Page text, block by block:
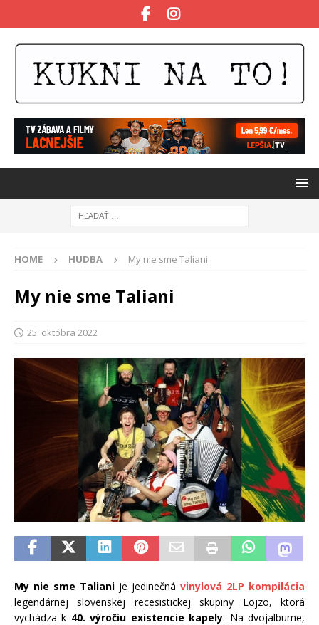
HOME HUDBA My nie sme Taliani
My nie sme Taliani
25. októbra 2022
My nie sme Taliani je jedinečná vinylová 2LP kompilácia
legendárnej slovenskej recesistickej skupiny Lojzo, ktorá
vychádza k 40. výročiu existencie kapely. Na dvojalbume,